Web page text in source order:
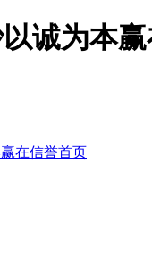
诚为本
在信誉首页